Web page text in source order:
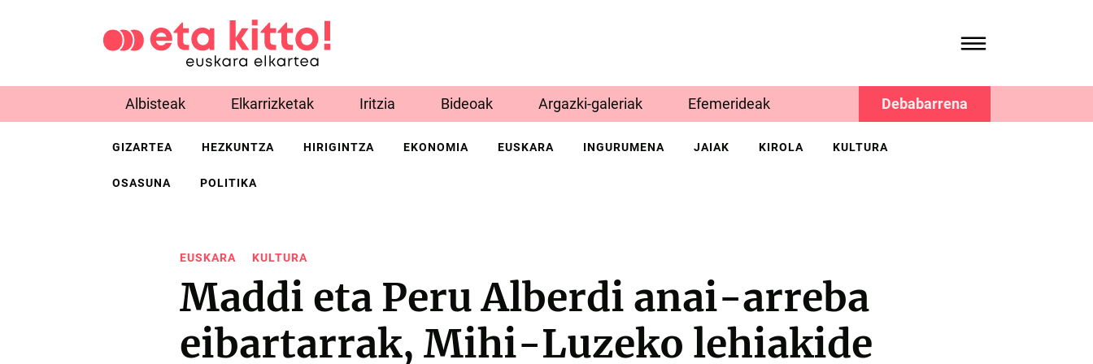
Albisteak Elkarrizketak Iritzia Bideoak Argazki-galeriak Efemerideak Debabarrena
GIZARTEA HEZKUNTZA HIRIGINTZA EKONOMIA EUSKARA INGURUMENA JAIAK KIROLA KULTURA
OSASUNA POLITIKA
EUSKARA KULTURA
Maddi eta Peru Alberdi anai-arreba
eibartarrak, Mihi-Luzeko lehiakide